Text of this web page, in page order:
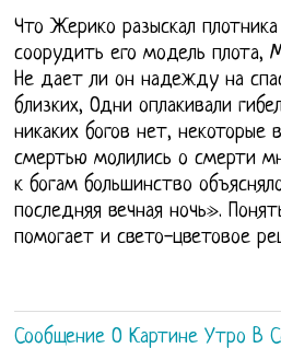
Что Жерико разыскал
соорудить его модель плота,
Не дает ли он надежду на
близких, Одни оплакивали
никаких богов нет, некоторые
смертью молились о смерти
к богам большинство
последняя вечная ночь».
помогает и свето-цветовое
Сообщение О Картине Утро В